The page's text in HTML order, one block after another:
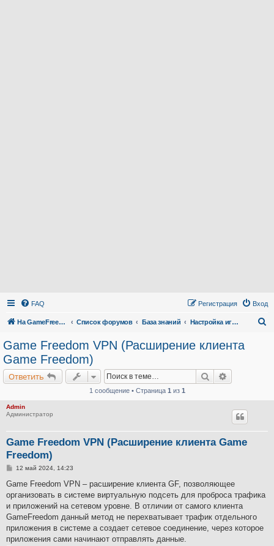
FAQ Вход
Регистрация
На GameFreedom.ru Список форумов База знаний Настройка игр через vpn и прокси (настройки с закрытыми портами)
Game Freedom VPN (Расширение клиента
Game Freedom)
Ответить Поиск
1 сообщение • Страница 1 из 1
Admin
Администратор
Game Freedom VPN (Расширение клиента Game
Freedom)
С
о
щ
е
и
е
12 май 2024, 14:23
Game Freedom VPN – расширение клиента GF, позволяющее
организовать в системе виртуальную подсеть для проброса трафика
и приложений на сетевом уровне. В отличии от самого клиента
GameFreedom данный метод не перехватывает трафик отдельного
приложения в системе а создает сетевое соединение, через которое
приложения сами начинают отправлять данные.